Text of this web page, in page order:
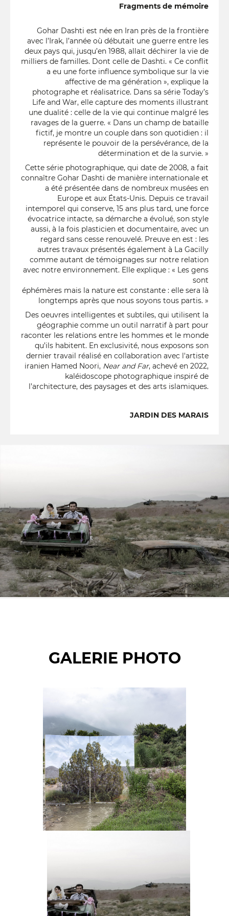
Fragments de mémoire
Gohar Dashti est née en Iran près de la frontière
avec l’Irak, l’année où débutait une guerre entre les
deux pays qui, jusqu’en 1988, allait déchirer la vie de
milliers de familles. Dont celle de Dashti. « Ce conflit
a eu une forte influence symbolique sur la vie
affective de ma génération », explique la
photographe et réalisatrice. Dans sa série Today’s
Life and War, elle capture des moments illustrant
une dualité : celle de la vie qui continue malgré les
ravages de la guerre. « Dans un champ de bataille
fictif, je montre un couple dans son quotidien : il
représente le pouvoir de la persévérance, de la
détermination et de la survie. »
Cette série photographique, qui date de 2008, a fait
connaître Gohar Dashti de manière internationale et
a été présentée dans de nombreux musées en
Europe et aux États-Unis. Depuis ce travail
intemporel qui conserve, 15 ans plus tard, une force
évocatrice intacte, sa démarche a évolué, son style
aussi, à la fois plasticien et documentaire, avec un
regard sans cesse renouvelé. Preuve en est : les
autres travaux présentés également à La Gacilly
comme autant de témoignages sur notre relation
avec notre environnement. Elle explique : « Les gens
sont
éphémères mais la nature est constante : elle sera là
longtemps après que nous soyons tous partis. »
Des oeuvres intelligentes et subtiles, qui utilisent la
géographie comme un outil narratif à part pour
raconter les relations entre les hommes et le monde
qu’ils habitent. En exclusivité, nous exposons son
dernier travail réalisé en collaboration avec l'artiste
iranien Hamed Noori, Near and Far, achevé en 2022,
kaléidoscope photographique inspiré de
l’architecture, des paysages et des arts islamiques.
JARDIN DES MARAIS
© Gohar Dashti
GALERIE PHOTO